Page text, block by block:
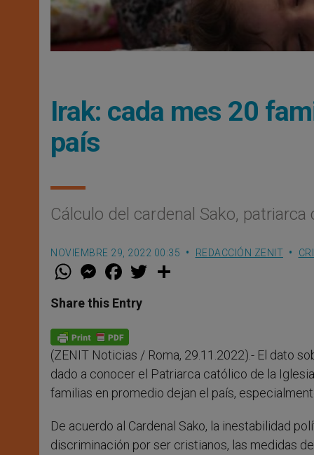
Irak: cada mes 20
país
Cálculo del cardenal Sako,
NOVIEMBRE 29, 2022 00:35 REDACCIÓN ZENIT
W
t
s
p
p
M
e
s
e
g
e
r
F
a
e
b
o
k
w
Share this Entry
(ZENIT Noticias / Roma, 29.11.2022).- El dato
dado a conocer el Patriarca católico de la
familias en promedio dejan el país,
De acuerdo al Cardenal Sako, la inestabilidad
discriminación por ser cristianos, las medidas